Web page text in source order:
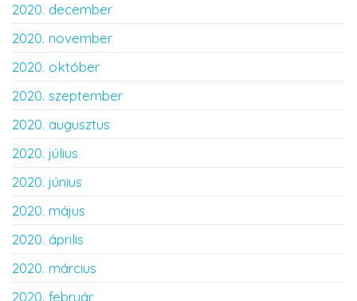
2020. december
2020. november
2020. október
2020. szeptember
2020. augusztus
2020. július
2020. június
2020. május
2020. április
2020. március
2020. február